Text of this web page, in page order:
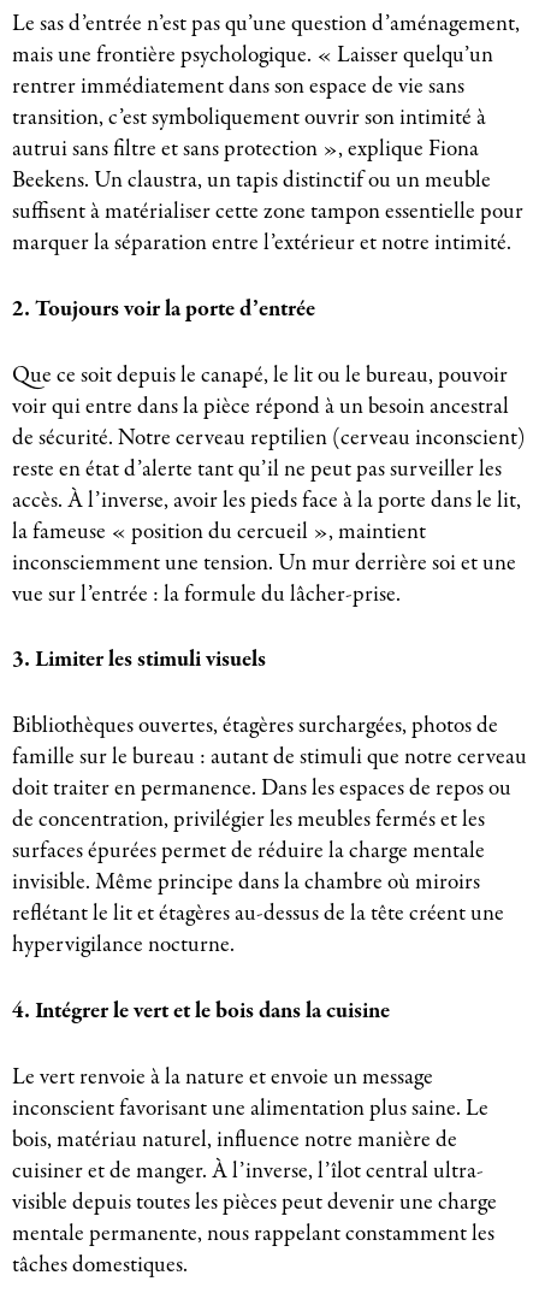
Le sas d’entrée n’est pas qu’une question d’aménagement,
mais une frontière psychologique. « Laisser quelqu’un
rentrer immédiatement dans son espace de vie sans
transition, c’est symboliquement ouvrir son intimité à
autrui sans filtre et sans protection », explique Fiona
Beekens. Un claustra, un tapis distinctif ou un meuble
suffisent à matérialiser cette zone tampon essentielle pour
marquer la séparation entre l’extérieur et notre intimité.
2. Toujours voir la porte d’entrée
Que ce soit depuis le canapé, le lit ou le bureau, pouvoir
voir qui entre dans la pièce répond à un besoin ancestral
de sécurité. Notre cerveau reptilien (cerveau inconscient)
reste en état d’alerte tant qu’il ne peut pas surveiller les
accès. À l’inverse, avoir les pieds face à la porte dans le lit,
la fameuse « position du cercueil », maintient
inconsciemment une tension. Un mur derrière soi et une
vue sur l’entrée : la formule du lâcher-prise.
3. Limiter les stimuli visuels
Bibliothèques ouvertes, étagères surchargées, photos de
famille sur le bureau : autant de stimuli que notre cerveau
doit traiter en permanence. Dans les espaces de repos ou
de concentration, privilégier les meubles fermés et les
surfaces épurées permet de réduire la charge mentale
invisible. Même principe dans la chambre où miroirs
reflétant le lit et étagères au-dessus de la tête créent une
hypervigilance nocturne.
4. Intégrer le vert et le bois dans la cuisine
Le vert renvoie à la nature et envoie un message
inconscient favorisant une alimentation plus saine. Le
bois, matériau naturel, influence notre manière de
cuisiner et de manger. À l’inverse, l’îlot central ultra-
visible depuis toutes les pièces peut devenir une charge
mentale permanente, nous rappelant constamment les
tâches domestiques.